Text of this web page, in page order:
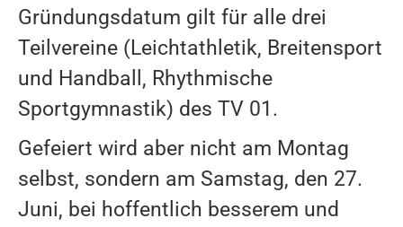
ATHLETEN
TRAINER
MEDIZINISCHE BETREUUNG
Gründungsdatum gilt für alle drei
Teilvereine (Leichtathletik, Breitensport
und Handball, Rhythmische
Sportgymnastik) des TV 01.
Gefeiert wird aber nicht am Montag
selbst, sondern am Samstag, den 27.
Juni, bei hoffentlich besserem und